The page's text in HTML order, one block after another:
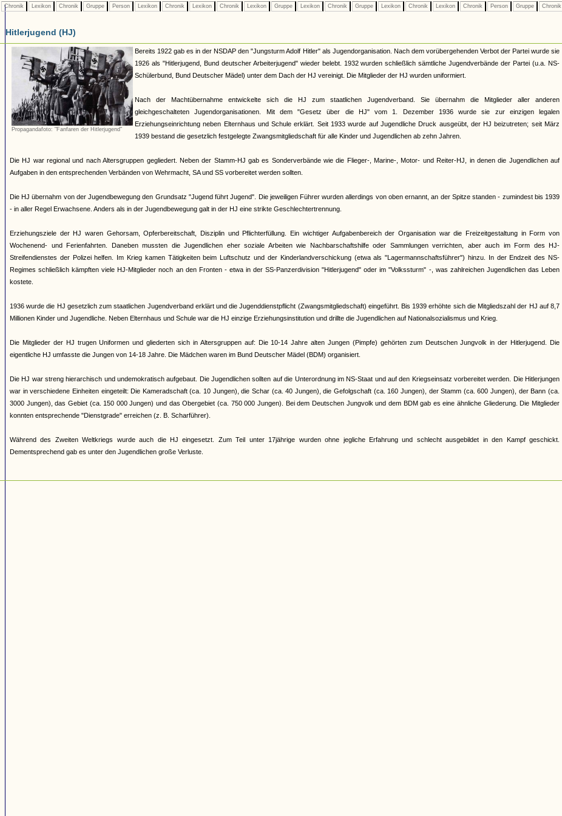
Chronik Lexikon Chronik Gruppe Person Lexikon Chronik Lexikon Chronik Lexikon Gruppe Lexikon Chronik Gruppe Lexikon Chronik Lexikon Chronik Person Gruppe Chronik
Hitlerjugend (HJ)
Propagandafoto: "Fanfaren der Hitlerjugend"
Bereits 1922 gab es in der NSDAP den "Jungsturm Adolf Hitler" als Jugendorganisation. Nach dem vorübergehenden Verbot der Partei wurde sie
1926 als "Hitlerjugend, Bund deutscher Arbeiterjugend" wieder belebt. 1932 wurden schließlich sämtliche Jugendverbände der Partei (u.a. NS-
Schülerbund, Bund Deutscher Mädel) unter dem Dach der HJ vereinigt. Die Mitglieder der HJ wurden uniformiert.
Nach der Machtübernahme entwickelte sich die HJ zum staatlichen Jugendverband. Sie übernahm die Mitglieder aller anderen
gleichgeschalteten Jugendorganisationen. Mit dem "Gesetz über die HJ" vom 1. Dezember 1936 wurde sie zur einzigen legalen
Erziehungseinrichtung neben Elternhaus und Schule erklärt. Seit 1933 wurde auf Jugendliche Druck ausgeübt, der HJ beizutreten; seit März
1939 bestand die gesetzlich festgelegte Zwangsmitgliedschaft für alle Kinder und Jugendlichen ab zehn Jahren.
Die HJ war regional und nach Altersgruppen gegliedert. Neben der Stamm-HJ gab es Sonderverbände wie die Flieger-, Marine-, Motor- und Reiter-HJ, in denen die Jugendlichen auf
Aufgaben in den entsprechenden Verbänden von Wehrmacht, SA und SS vorbereitet werden sollten.
Die HJ übernahm von der Jugendbewegung den Grundsatz "Jugend führt Jugend". Die jeweiligen Führer wurden allerdings von oben ernannt, an der Spitze standen - zumindest bis 1939
- in aller Regel Erwachsene. Anders als in der Jugendbewegung galt in der HJ eine strikte Geschlechtertrennung.
Erziehungsziele der HJ waren Gehorsam, Opferbereitschaft, Disziplin und Pflichterfüllung. Ein wichtiger Aufgabenbereich der Organisation war die Freizeitgestaltung in Form von
Wochenend- und Ferienfahrten. Daneben mussten die Jugendlichen eher soziale Arbeiten wie Nachbarschaftshilfe oder Sammlungen verrichten, aber auch im Form des HJ-
Streifendienstes der Polizei helfen. Im Krieg kamen Tätigkeiten beim Luftschutz und der Kinderlandverschickung (etwa als "Lagermannschaftsführer") hinzu. In der Endzeit des NS-
Regimes schließlich kämpften viele HJ-Mitglieder noch an den Fronten - etwa in der SS-Panzerdivision "Hitlerjugend" oder im "Volkssturm" -, was zahlreichen Jugendlichen das Leben
kostete.
1936 wurde die HJ gesetzlich zum staatlichen Jugendverband erklärt und die Jugenddienstpflicht (Zwangsmitgliedschaft) eingeführt. Bis 1939 erhöhte sich die Mitgliedszahl der HJ auf 8,7
Millionen Kinder und Jugendliche. Neben Elternhaus und Schule war die HJ einzige Erziehungsinstitution und drillte die Jugendlichen auf Nationalsozialismus und Krieg.
Die Mitglieder der HJ trugen Uniformen und gliederten sich in Altersgruppen auf: Die 10-14 Jahre alten Jungen (Pimpfe) gehörten zum Deutschen Jungvolk in der Hitlerjugend. Die
eigentliche HJ umfasste die Jungen von 14-18 Jahre. Die Mädchen waren im Bund Deutscher Mädel (BDM) organisiert.
Die HJ war streng hierarchisch und undemokratisch aufgebaut. Die Jugendlichen sollten auf die Unterordnung im NS-Staat und auf den Kriegseinsatz vorbereitet werden. Die Hitlerjungen
war in verschiedene Einheiten eingeteilt: Die Kameradschaft (ca. 10 Jungen), die Schar (ca. 40 Jungen), die Gefolgschaft (ca. 160 Jungen), der Stamm (ca. 600 Jungen), der Bann (ca.
3000 Jungen), das Gebiet (ca. 150 000 Jungen) und das Obergebiet (ca. 750 000 Jungen). Bei dem Deutschen Jungvolk und dem BDM gab es eine ähnliche Gliederung. Die Mitglieder
konnten entsprechende "Dienstgrade" erreichen (z. B. Scharführer).
Während des Zweiten Weltkriegs wurde auch die HJ eingesetzt. Zum Teil unter 17jährige wurden ohne jegliche Erfahrung und schlecht ausgebildet in den Kampf geschickt.
Dementsprechend gab es unter den Jugendlichen große Verluste.